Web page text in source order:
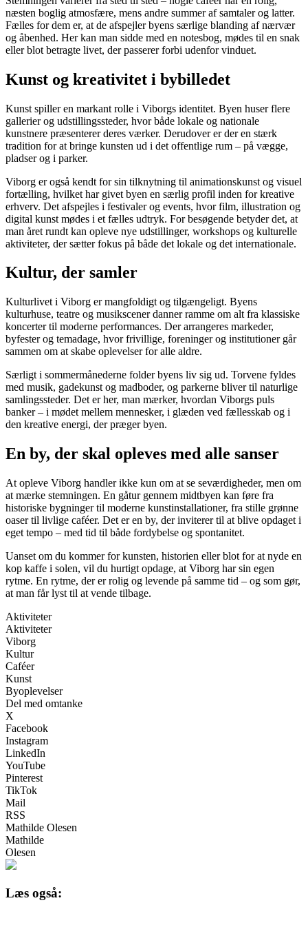
næsten boglig atmosfære, mens andre summer af samtaler og latter.
Fælles for dem er, at de afspejler byens særlige blanding af nærvær
og åbenhed. Her kan man sidde med en notesbog, mødes til en snak
eller blot betragte livet, der passerer forbi udenfor vinduet.
Kunst og kreativitet i bybilledet
Kunst spiller en markant rolle i Viborgs identitet. Byen huser flere
gallerier og udstillingssteder, hvor både lokale og nationale
kunstnere præsenterer deres værker. Derudover er der en stærk
tradition for at bringe kunsten ud i det offentlige rum – på vægge,
pladser og i parker.
Viborg er også kendt for sin tilknytning til animationskunst og visuel
fortælling, hvilket har givet byen en særlig profil inden for kreative
erhverv. Det afspejles i festivaler og events, hvor film, illustration og
digital kunst mødes i et fælles udtryk. For besøgende betyder det, at
man året rundt kan opleve nye udstillinger, workshops og kulturelle
aktiviteter, der sætter fokus på både det lokale og det internationale.
Kultur, der samler
Kulturlivet i Viborg er mangfoldigt og tilgængeligt. Byens
kulturhuse, teatre og musikscener danner ramme om alt fra klassiske
koncerter til moderne performances. Der arrangeres markeder,
byfester og temadage, hvor frivillige, foreninger og institutioner går
sammen om at skabe oplevelser for alle aldre.
Særligt i sommermånederne folder byens liv sig ud. Torvene fyldes
med musik, gadekunst og madboder, og parkerne bliver til naturlige
samlingssteder. Det er her, man mærker, hvordan Viborgs puls
banker – i mødet mellem mennesker, i glæden ved fællesskab og i
den kreative energi, der præger byen.
En by, der skal opleves med alle sanser
At opleve Viborg handler ikke kun om at se seværdigheder, men om
at mærke stemningen. En gåtur gennem midtbyen kan føre fra
historiske bygninger til moderne kunstinstallationer, fra stille grønne
oaser til livlige caféer. Det er en by, der inviterer til at blive opdaget i
eget tempo – med tid til både fordybelse og spontanitet.
Uanset om du kommer for kunsten, historien eller blot for at nyde en
kop kaffe i solen, vil du hurtigt opdage, at Viborg har sin egen
rytme. En rytme, der er rolig og levende på samme tid – og som gør,
at man får lyst til at vende tilbage.
Aktiviteter
Aktiviteter
Viborg
Kultur
Caféer
Kunst
Byoplevelser
Del med omtanke
X
Facebook
Instagram
LinkedIn
YouTube
Pinterest
TikTok
Mail
RSS
Mathilde Olesen
Mathilde
Olesen
Læs også: